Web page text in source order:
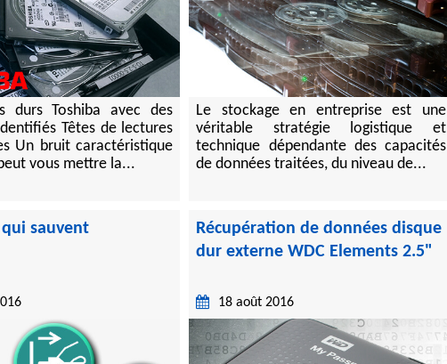
durs Toshiba avec des
Têtes de lectures
Un bruit caractéristique
vous mettre la...
Le stockage en entreprise est une
véritable stratégie logistique et
technique dépendante des capacités
de données traitées, du niveau de...
qui sauvent
Récupération de données disque
dur externe WDC Elements 2.5"
18 août 2016